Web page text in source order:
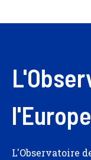
l'Europe
L'Observatoire